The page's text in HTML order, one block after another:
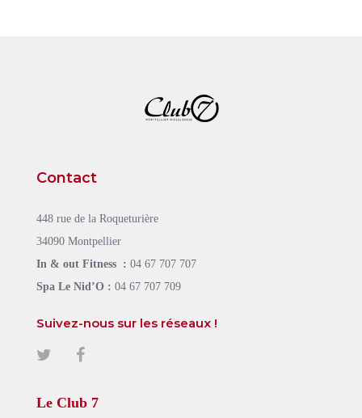
Contact
448 rue de la Roqueturière
34090 Montpellier
In & out Fitness : 04 67 707 707
Spa Le Nid’O : 04 67 707 709
Suivez-nous sur les réseaux !
Le Club 7